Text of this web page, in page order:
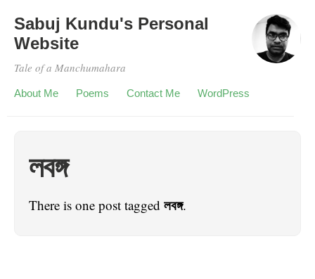
Sabuj Kundu's Personal
Website
Tale of a Manchumahara
About Me Poems Contact Me WordPress
লবঙ্গ
There is one post tagged লবঙ্গ.